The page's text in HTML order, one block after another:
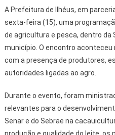
A Prefeitura de Ilhéus, em
sexta-feira (15), uma
de agricultura e pesca, dentro da
município. O encontro aconteceu
com a presença de produtores,
autoridades ligadas ao agro.
Durante o evento, foram
relevantes para o
Senar e do Sebrae na